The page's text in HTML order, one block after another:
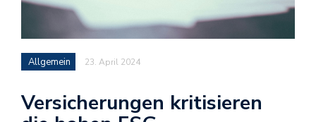
Allgemein 23. April 2024
Versicherungen kritisieren